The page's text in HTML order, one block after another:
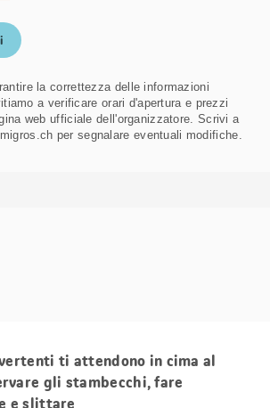
la correttezza delle informazioni
a verificare orari d'apertura e prezzi
web ufficiale dell'organizzatore. Scrivi a
per segnalare eventuali modifiche.
ti attendono in cima al
gli stambecchi, fare
e slittare